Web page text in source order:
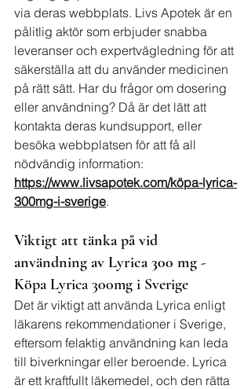
via deras webbplats. Livs Apotek är en
pålitlig aktör som erbjuder snabba
leveranser och expertvägledning för att
säkerställa att du använder medicinen
på rätt sätt. Har du frågor om dosering
eller användning? Då är det lätt att
kontakta deras kundsupport, eller
besöka webbplatsen för att få all
nödvändig information:
https://www.livsapotek.com/köpa-lyrica-
300mg-i-sverige.
Viktigt att tänka på vid
användning av Lyrica 300 mg -
Köpa Lyrica 300mg i Sverige
Det är viktigt att använda Lyrica enligt
läkarens rekommendationer i Sverige,
eftersom felaktig användning kan leda
till biverkningar eller beroende. Lyrica
är ett kraftfullt läkemedel, och den rätta